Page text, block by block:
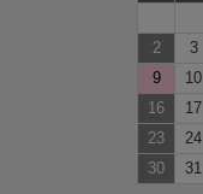
2
3
9
10
16
17
23
24
30
31